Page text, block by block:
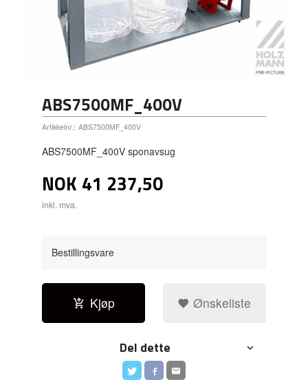
ABS7500MF_400V
Artikkelnr.: ABS7500MF_400V
ABS7500MF_400V sponavsug
NOK 41 237,50
inkl. mva.
Bestillingsvare
Kjøp Ønskeliste
Del dette